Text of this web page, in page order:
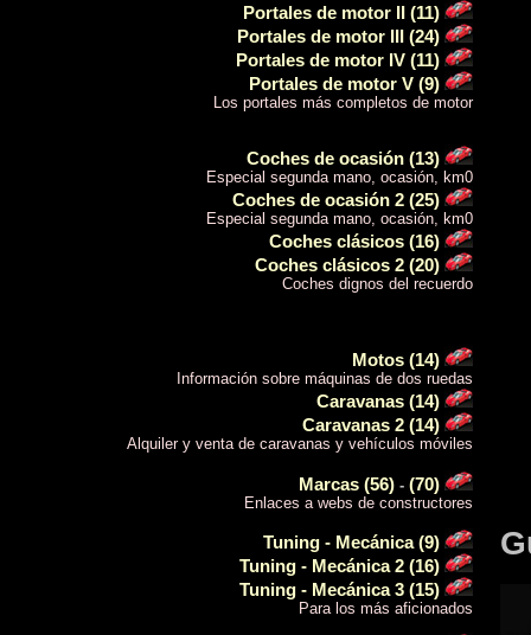
Portales de motor II (11)
Portales de motor III (24)
Portales de motor IV (11)
Portales de motor V (9)
Los portales más completos de motor
Coches de ocasión (13)
Especial segunda mano, ocasión, km0
Coches de ocasión 2 (25)
Especial segunda mano, ocasión, km0
Coches clásicos (16)
Coches clásicos 2 (20)
Coches dignos del recuerdo
Motos (14)
Información sobre máquinas de dos ruedas
Caravanas (14)
Caravanas 2 (14)
Alquiler y venta de caravanas y vehículos móviles
Marcas (56) - (70)
Enlaces a webs de constructores
Tuning - Mecánica (9)
Tuning - Mecánica 2 (16)
Tuning - Mecánica 3 (15)
Para los más aficionados